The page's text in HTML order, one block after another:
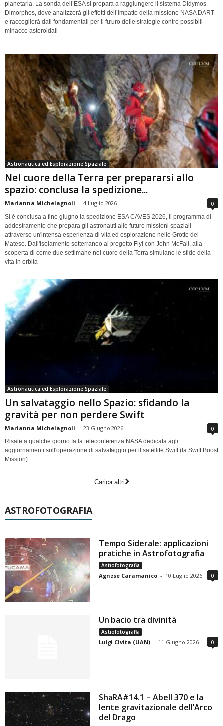
planetaria. La sonda dell’ESA si prepara a raggiungere il sistema Didymos–
Dimorphos, dove analizzerà gli effetti dell’impatto della missione NASA DART
e raccoglierà dati fondamentali per il futuro delle strategie contro possibili
minacce asteroidali
Astronautica ed Esplorazione Spaziale
Nel cuore della Terra per prepararsi allo
spazio: conclusa la spedizione...
Marianna Michelagnoli - 4 Luglio 2026 0
Si è conclusa a fine giugno la spedizione ESA CAVES 2026, il programma di
addestramento che prepara gli astronauti alle future missioni spaziali
attraverso un'intensa esperienza di vita ed esplorazione nelle Grotte del
Matese. Dall'isolamento sotterraneo al progetto Fly! con John McFall, alla
scoperta di come due settimane nel cuore della Terra simulano le sfide della
vita in orbita
Astronautica ed Esplorazione Spaziale
Un salvataggio nello Spazio: sfidando la
gravità per non perdere Swift
Marianna Michelagnoli - 23 Giugno 2026 0
Risale a qualche giorno fa la teleconferenza NASA dedicata agli
aggiornamenti sull'operazione di salvataggio per il satellite Swift (la Swift Boost
Mission)
Carica altri
ASTROFOTOGRAFIA
Tempo Siderale: applicazioni
pratiche in Astrofotografia
Astrofotografia
Agnese Caramanico - 10 Luglio 2026 0
Un bacio tra divinità
Astrofotografia
Luigi Civita (UAN) - 11 Giugno 2026 0
ShaRA#14.1 – Abell 370 e la
lente gravitazionale dell’Arco
del Drago